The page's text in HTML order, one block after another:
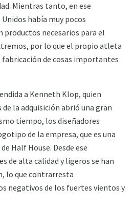
Mientras tanto, en ese
había muy pocos
productos necesarios para el
por lo que el propio atleta
fabricación de cosas importantes
a Kenneth Klop, quien
la adquisición abrió una gran
tiempo, los diseñadores
de la empresa, que es una
Half House. Desde ese
de alta calidad y ligeros se han
lo que contrarresta
negativos de los fuertes vientos y